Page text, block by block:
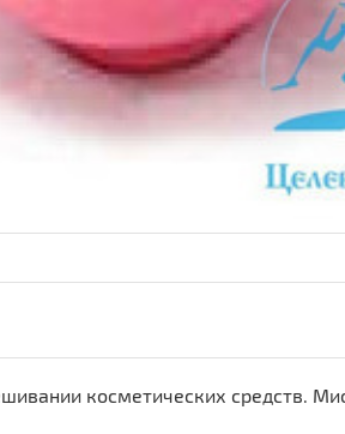
косметических средств.